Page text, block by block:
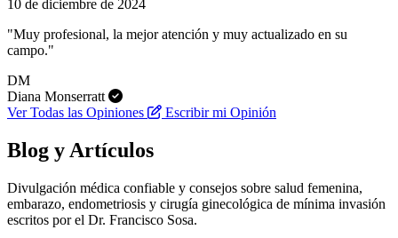
10 de diciembre de 2024
"Muy profesional, la mejor atención y muy actualizado en su
campo."
DM
Diana Monserratt
Ver Todas las Opiniones
Escribir mi Opinión
Blog y Artículos
Divulgación médica confiable y consejos sobre salud femenina,
embarazo, endometriosis y cirugía ginecológica de mínima invasión
escritos por el Dr. Francisco Sosa.